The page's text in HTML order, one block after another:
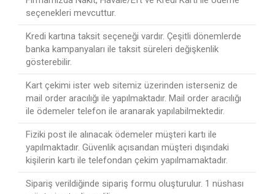
seçenekleri mevcuttur.
Kredi kartına taksit seçeneği vardır. Çeşitli dönemlerde
banka kampanyaları ile taksit süreleri değişkenlik
gösterebilir.
Kart çekimi ister web sitemiz üzerinden isterseniz de
mail order aracılığı ile yapılmaktadır. Mail order aracılığı
ile ödemeler telefon ile aranarak yapılabilmektedir.
Fiziki post ile alınacak ödemeler müşteri kartı ile
yapılmaktadır. Güvenlik açısandan müşteri dışındaki
kişilerin kartı ile telefondan çekim yapılmamaktadır.
Sipariş verildiğinde sipariş formu oluşturulur. 1 nüshası